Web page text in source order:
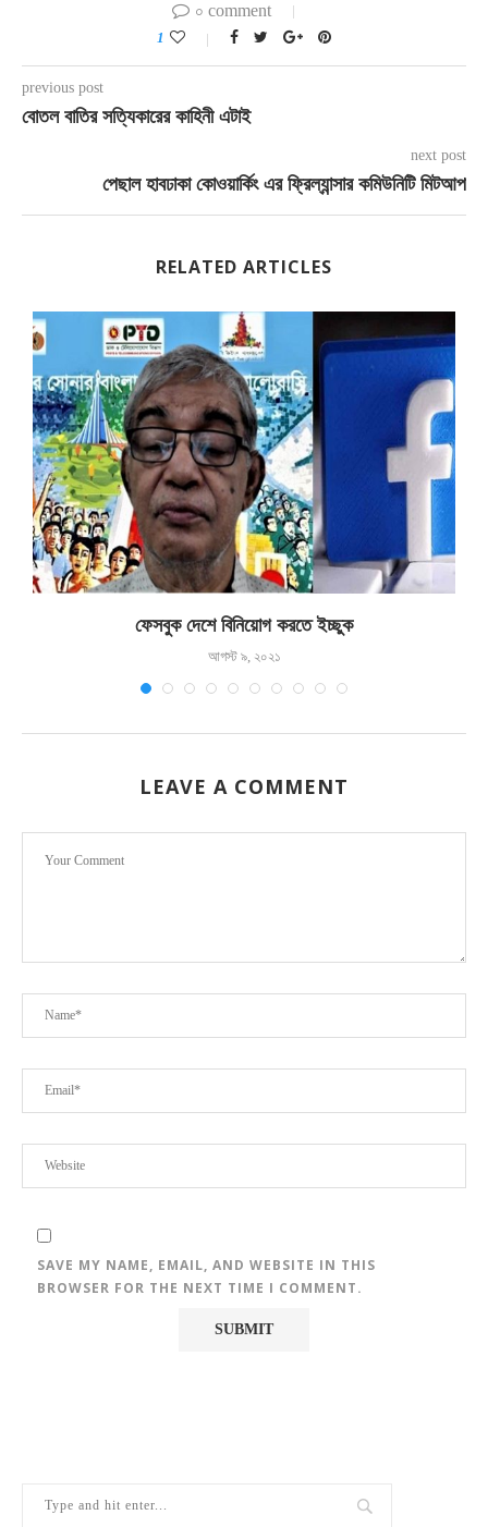
০ comment
1
previous post
বোতল বাতির সত্যিকারের কাহিনী এটাই
next post
পেছাল হাবঢাকা কোওয়ার্কিং এর ফ্রিল্যান্সার কমিউনিটি মিটআপ
RELATED ARTICLES
ফেসবুক দেশে বিনিয়োগ করতে ইচ্ছুক
আগস্ট ৯, ২০২১
LEAVE A COMMENT
SAVE MY NAME, EMAIL, AND WEBSITE IN THIS
BROWSER FOR THE NEXT TIME I COMMENT.